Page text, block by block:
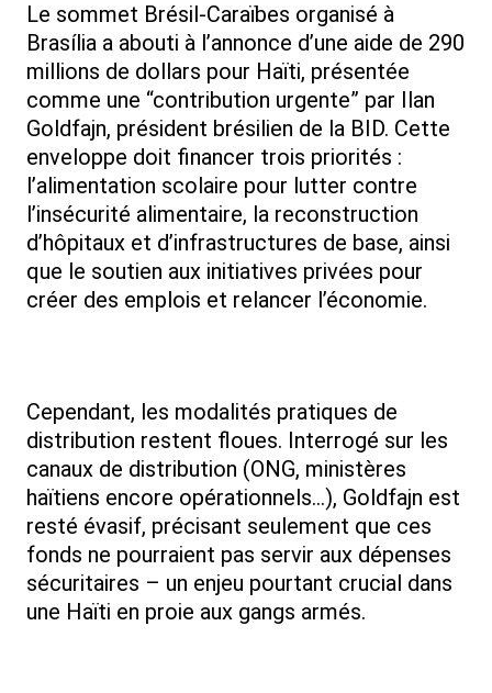
Le sommet Brésil-Caraïbes organisé à
Brasília a abouti à l’annonce d’une aide de 290
millions de dollars pour Haïti, présentée
comme une “contribution urgente” par Ilan
Goldfajn, président brésilien de la BID. Cette
enveloppe doit financer trois priorités :
l’alimentation scolaire pour lutter contre
l’insécurité alimentaire, la reconstruction
d’hôpitaux et d’infrastructures de base, ainsi
que le soutien aux initiatives privées pour
créer des emplois et relancer l’économie.
Cependant, les modalités pratiques de
distribution restent floues. Interrogé sur les
canaux de distribution (ONG, ministères
haïtiens encore opérationnels…), Goldfajn est
resté évasif, précisant seulement que ces
fonds ne pourraient pas servir aux dépenses
sécuritaires – un enjeu pourtant crucial dans
une Haïti en proie aux gangs armés.